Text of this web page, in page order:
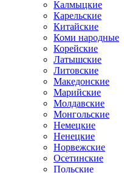
Калмыцкие
Карельские
Китайские
Коми народные
Корейские
Латышские
Литовские
Македонские
Марийские
Молдавские
Монгольские
Немецкие
Ненецкие
Норвежские
Осетинские
Польские